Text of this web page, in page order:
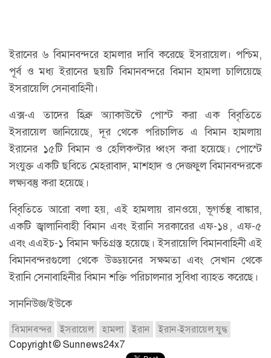
ইরানের ৬ বিমানবন্দরে হামলার দাবি করেছে ইসরায়েল। পশ্চিম,
পূর্ব ও মধ্য ইরানের ছয়টি বিমানবন্দরে বিমান হামলা চালিয়েছে
ইসরায়েলি সেনাবাহিনী।
এক্স-এ তাদের হিব্রু অ্যাকাউন্টে পোস্ট করা এক বিবৃতিতে
ইসরায়েল জানিয়েছে, দূর থেকে পরিচালিত এ বিমান হামলায়
ইরানের ১৫টি বিমান ও হেলিকপ্টার ধ্বংস করা হয়েছে। পোস্টে
সংযুক্ত একটি ছবিতে মেহরাবাদ, মাশহাদ ও দেজফুল বিমানবন্দরকে
লক্ষ্যবস্তু করা হয়েছে।
বিবৃতিতে আরো বলা হয়, এই হামলায় রানওয়ে, ভূগর্ভস্থ বাঙ্কার,
একটি জ্বালানিবাহী বিমান এবং ইরানি সরকারের এফ-১৪, এফ-৫
এবং এএইচ-১ বিমান ক্ষতিগ্রস্ত হয়েছে। ইসরায়েলি বিমানবাহিনী এই
বিমানবন্দরগুলো থেকে উড্ডয়নের সক্ষমতা এবং সেখান থেকে
ইরানি সেনাবাহিনীর বিমান শক্তি পরিচালনার সুবিধা ব্যাহত করেছে।
সাননিউজ/ইউকে
বিমানবন্দর ইসরায়েল হামলা ইরান
ইরান-ইসরায়েল যুদ্ধ
Copyright © Sunnews24x7